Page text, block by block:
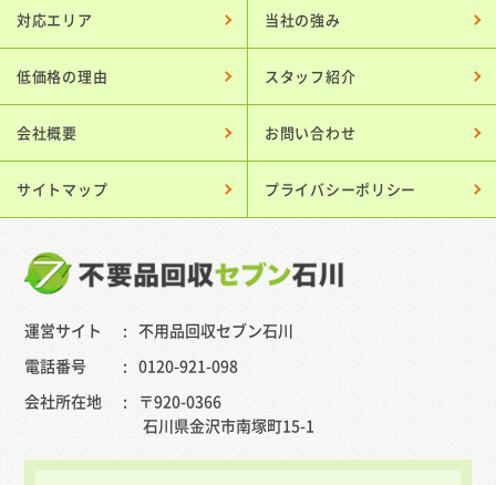
対応エリア 当社の強み
低価格の理由 スタッフ紹介
会社概要 お問い合わせ
サイトマップ プライバシーポリシー
運営サイト
不用品回収セブン石川
電話番号
0120-921-098
会社所在地
〒920-0366
石川県金沢市南塚町15-1